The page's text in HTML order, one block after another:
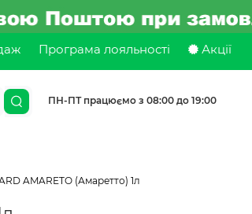
Програма лояльності Акції
ПН-ПТ працюємо з 08:00 до 19:00
AMARETO (Амаретто) 1л